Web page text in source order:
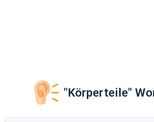
"Körperteile"